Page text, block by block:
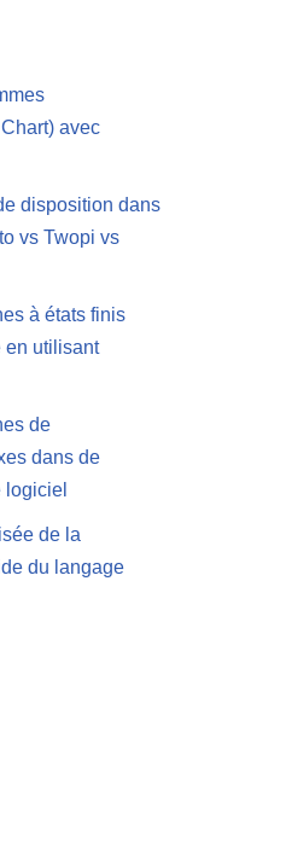
avec
disposition dans
vs Twopi vs
à états finis
en utilisant
de
dans de
logiciel
de la
du langage